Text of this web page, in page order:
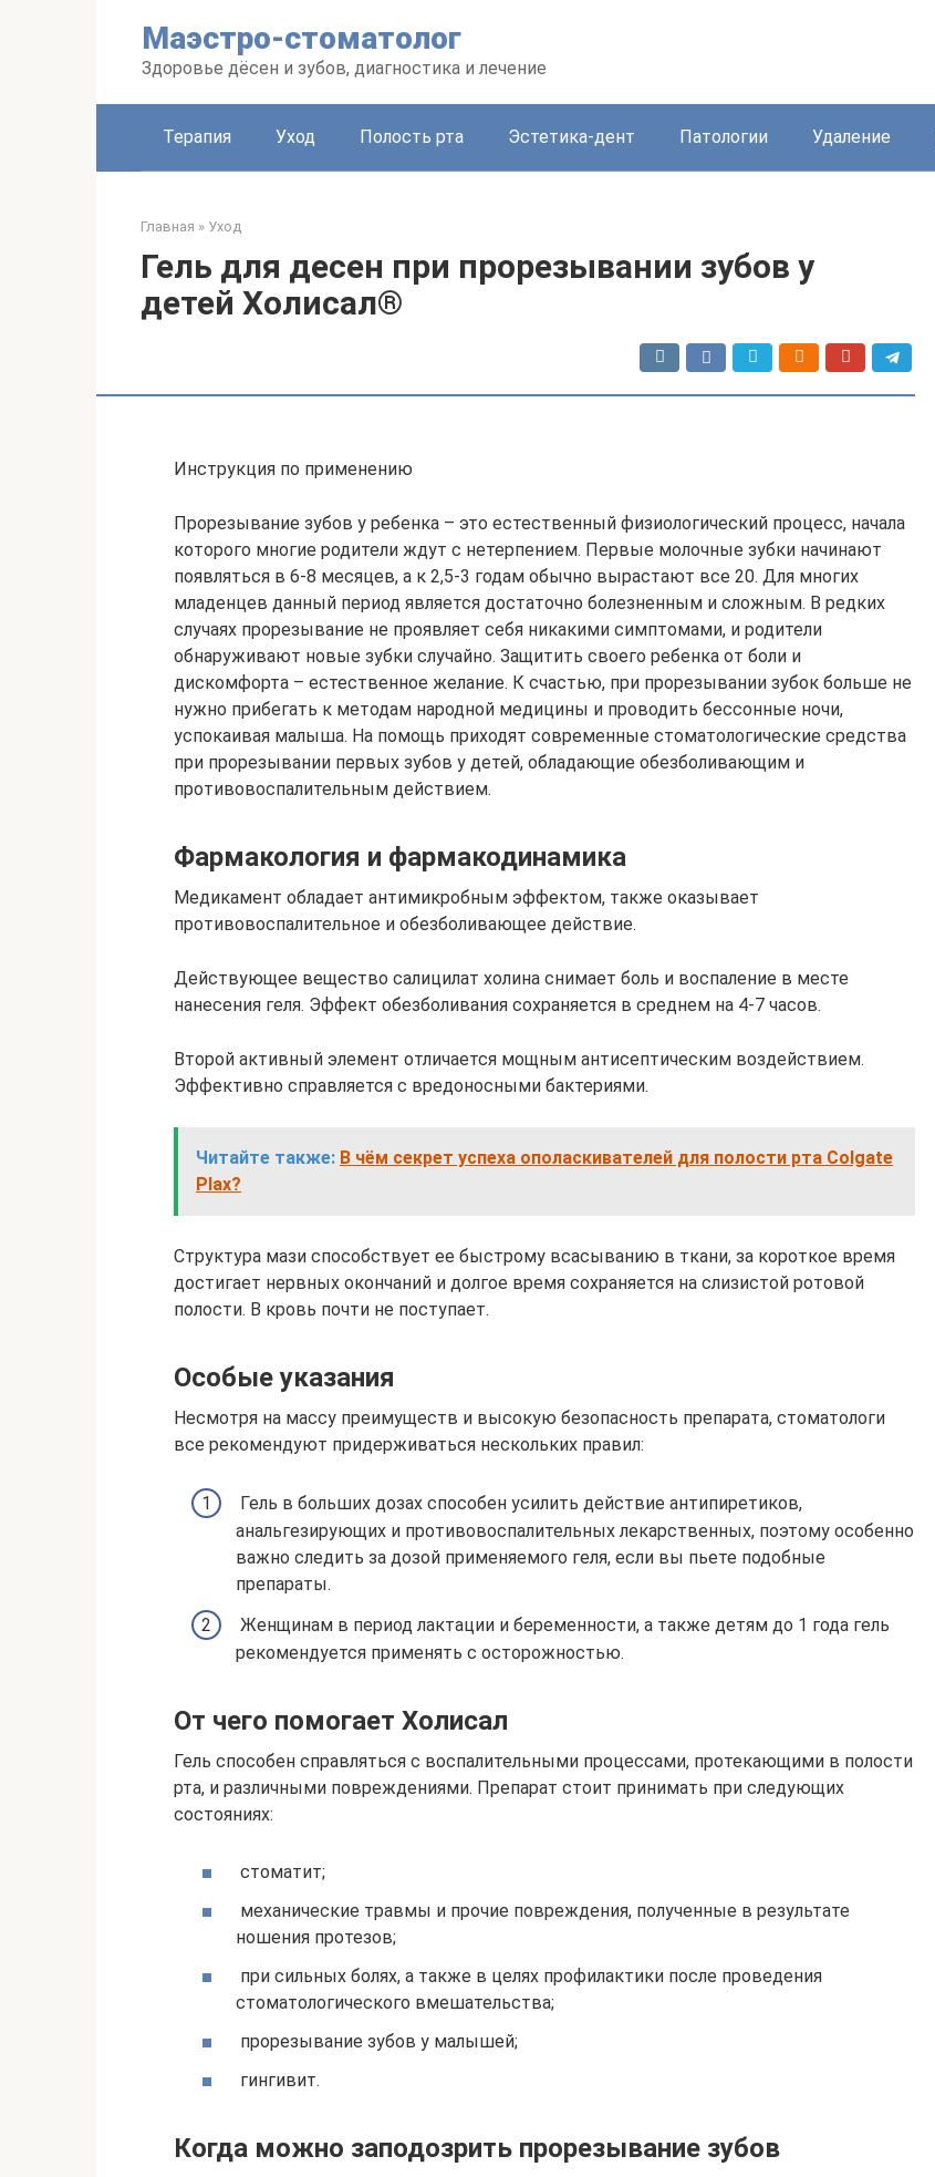
Маэстро-стоматолог
Здоровье дёсен и зубов, диагностика и лечение
Терапия Уход Полость рта Эстетика-дент Патологии Удаление
Главная » Уход
Гель для десен при прорезывании зубов у
детей Холисал®
Инструкция по применению
Прорезывание зубов у ребенка – это естественный физиологический процесс, начала
которого многие родители ждут с нетерпением. Первые молочные зубки начинают
появляться в 6-8 месяцев, а к 2,5-3 годам обычно вырастают все 20. Для многих
младенцев данный период является достаточно болезненным и сложным. В редких
случаях прорезывание не проявляет себя никакими симптомами, и родители
обнаруживают новые зубки случайно. Защитить своего ребенка от боли и
дискомфорта – естественное желание. К счастью, при прорезывании зубок больше не
нужно прибегать к методам народной медицины и проводить бессонные ночи,
успокаивая малыша. На помощь приходят современные стоматологические средства
при прорезывании первых зубов у детей, обладающие обезболивающим и
противовоспалительным действием.
Фармакология и фармакодинамика
Медикамент обладает антимикробным эффектом, также оказывает
противовоспалительное и обезболивающее действие.
Действующее вещество салицилат холина снимает боль и воспаление в месте
нанесения геля. Эффект обезболивания сохраняется в среднем на 4-7 часов.
Второй активный элемент отличается мощным антисептическим воздействием.
Эффективно справляется с вредоносными бактериями.
Читайте также: В чём секрет успеха ополаскивателей для полости рта Colgate
Plax?
Структура мази способствует ее быстрому всасыванию в ткани, за короткое время
достигает нервных окончаний и долгое время сохраняется на слизистой ротовой
полости. В кровь почти не поступает.
Особые указания
Несмотря на массу преимуществ и высокую безопасность препарата, стоматологи
все рекомендуют придерживаться нескольких правил:
Гель в больших дозах способен усилить действие антипиретиков,
анальгезирующих и противовоспалительных лекарственных, поэтому особенно
важно следить за дозой применяемого геля, если вы пьете подобные
препараты.
Женщинам в период лактации и беременности, а также детям до 1 года гель
рекомендуется применять с осторожностью.
От чего помогает Холисал
Гель способен справляться с воспалительными процессами, протекающими в полости
рта, и различными повреждениями. Препарат стоит принимать при следующих
состояниях:
стоматит;
механические травмы и прочие повреждения, полученные в результате
ношения протезов;
при сильных болях, а также в целях профилактики после проведения
стоматологического вмешательства;
прорезывание зубов у малышей;
гингивит.
Когда можно заподозрить прорезывание зубов